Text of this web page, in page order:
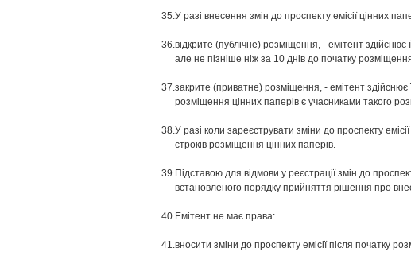
35.У разі внесення змін до проспекту емісії цінних
36.відкрите (публічне) розміщення, - емітент здійснює
але не пізніше ніж за 10 днів до початку
37.закрите (приватне) розміщення, - емітент
розміщення цінних паперів є учасниками такого
38.У разі коли зареєструвати зміни до проспекту
строків розміщення цінних паперів.
39.Підставою для відмови у реєстрації змін до
встановленого порядку прийняття рішення про
40.Емітент не має права:
41.вносити зміни до проспекту емісії після початку